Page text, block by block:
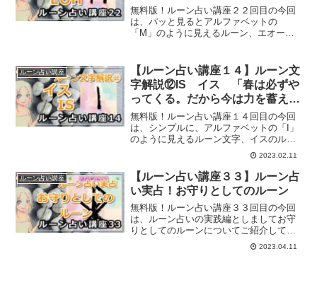
さないで！」
無料版！ルーン占い講座２２回目の今回
は、パッと見るとアルファベットの
「M」のように見えるルーン、エオーの
ルーン占い講座
【ルーン占い講座１４】ルーン文
字解説⑫IS イス 「春は必ずや
ってくる。だから今は力を蓄え
て」
無料版！ルーン占い講座１４回目の今回
は、シンプルに、アルファベットの「I」
のように見えるルーン文字、イスのルー
ンについてご紹介していきます。2023.02.11
ルーン占い講座
【ルーン占い講座３３】ルーン占
い実占！お守りとしてのルーン
無料版！ルーン占い講座３３回目の今回
は、ルーン占いの実践編としましてお守
りとしてのルーンについてご紹介してい
2023.04.11